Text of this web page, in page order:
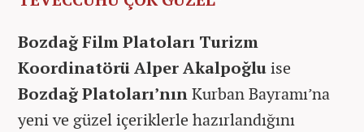
Bozdağ Film Platoları Turizm
Koordinatörü Alper Akalpoğluise
Bozdağ Platoları’nınKurban Bayramı’na
yeni ve güzel içeriklerle hazırlandığını